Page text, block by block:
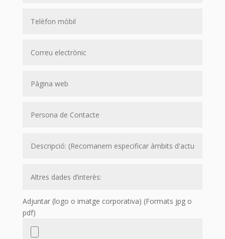
Adjuntar (logo o imatge corporativa) (Formats jpg o
pdf)